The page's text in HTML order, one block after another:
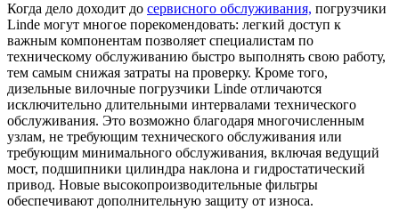
Когда дело доходит до сервисного обслуживания, погрузчики
Linde могут многое порекомендовать: легкий доступ к
важным компонентам позволяет специалистам по
техническому обслуживанию быстро выполнять свою работу,
тем самым снижая затраты на проверку. Кроме того,
дизельные вилочные погрузчики Linde отличаются
исключительно длительными интервалами технического
обслуживания. Это возможно благодаря многочисленным
узлам, не требующим технического обслуживания или
требующим минимального обслуживания, включая ведущий
мост, подшипники цилиндра наклона и гидростатический
привод. Новые высокопроизводительные фильтры
обеспечивают дополнительную защиту от износа.